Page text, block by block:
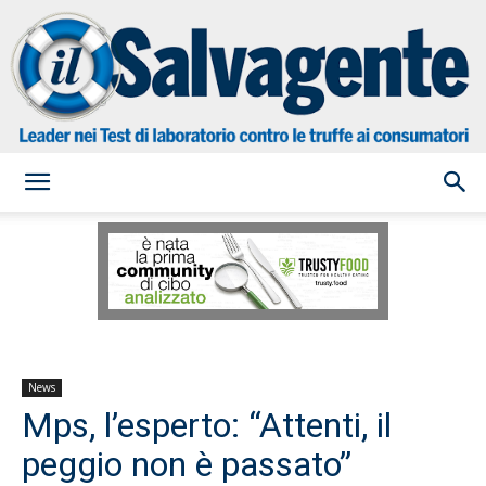
Salvagente
News
Mps, l’esperto: “Attenti, il
peggio non è passato”